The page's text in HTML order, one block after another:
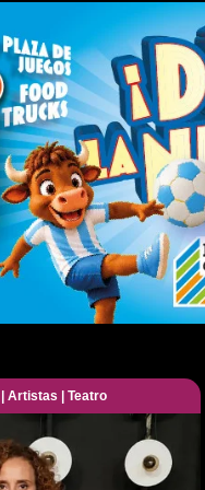
|Artistas |Teatro